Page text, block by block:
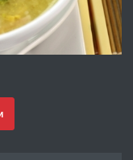
преди 4 дни
под наем в кв.